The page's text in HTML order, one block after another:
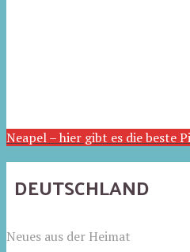
Neapel – hier gibt es die beste
DEUTSCHLAND
Neues aus der Heimat